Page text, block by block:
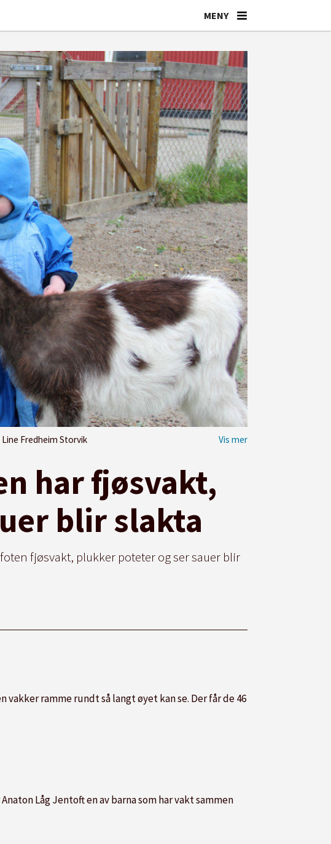
Fredheim Storvik
har fjøsvakt,
blir slakta
fjøsvakt, plukker poteter og ser sauer blir
ramme rundt så langt øyet kan se. Der får de 46
Låg Jentoft en av barna som har vakt sammen